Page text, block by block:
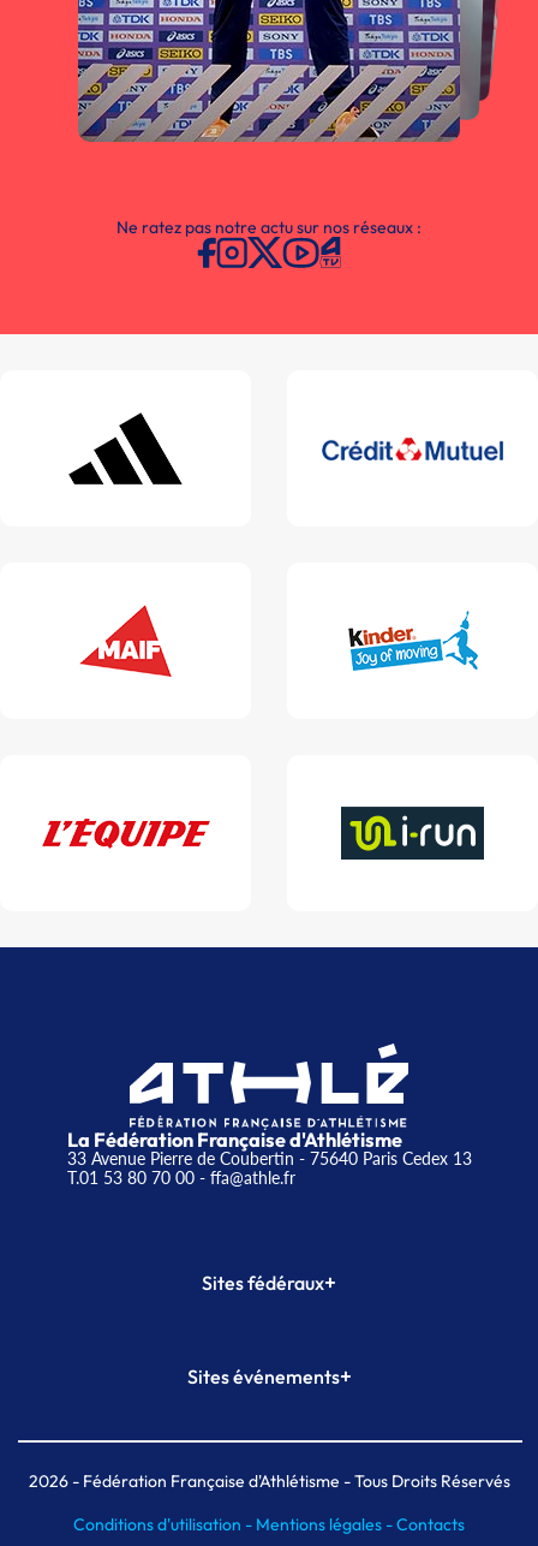
Ne ratez pas notre actu sur nos réseaux :
La Fédération Française d'Athlétisme
33 Avenue Pierre de Coubertin - 75640 Paris Cedex 13
T.01 53 80 70 00- ffa@athle.fr
Sites fédéraux+
Plateforme Formation
Sites événements+
Meeting de Paris indoor
MAIF Ekiden de Paris
2026- Fédération Française d'Athlétisme - Tous Droits Réservés
Conditions d'utilisation - Mentions légales -Contacts